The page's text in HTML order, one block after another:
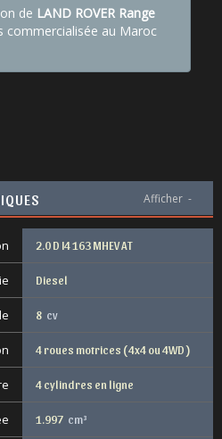
de LAND ROVER Range
commercialisée au Maroc
Afficher -
2.0 D I4 163 MHEV AT
Diesel
8 cv
4 roues motrices ( 4x4 ou 4WD )
4 cylindres en ligne
1.997 cm³